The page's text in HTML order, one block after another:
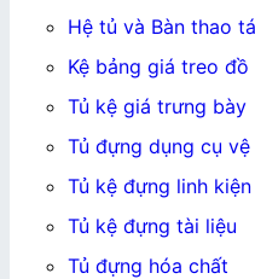
Hệ tủ và Bàn thao
Kệ bảng giá treo đồ
Tủ kệ giá trưng bày
Tủ đựng dụng cụ
Tủ kệ đựng linh kiện
Tủ kệ đựng tài liệu
Tủ đựng hóa chất